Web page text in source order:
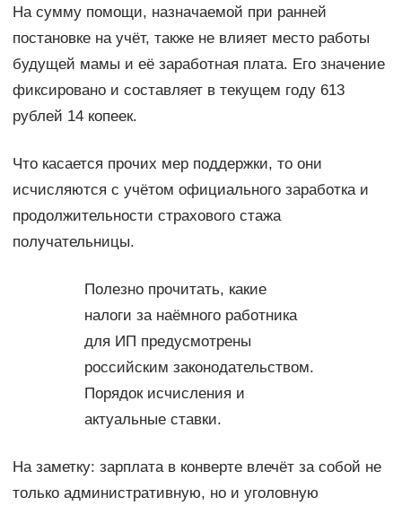
На сумму помощи, назначаемой при ранней
постановке на учёт, также не влияет место работы
будущей мамы и её заработная плата. Его значение
фиксировано и составляет в текущем году 613
рублей 14 копеек.
Что касается прочих мер поддержки, то они
исчисляются с учётом официального заработка и
продолжительности страхового стажа
получательницы.
Полезно прочитать, какие
налоги за наёмного работника
для ИП предусмотрены
российским законодательством.
Порядок исчисления и
актуальные ставки.
На заметку: зарплата в конверте влечёт за собой не
только административную, но и уголовную